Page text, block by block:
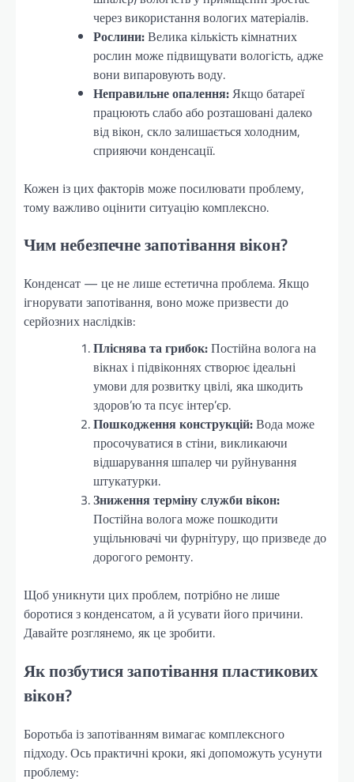
через використання вологих матеріалів.
Рослини:Велика кількість кімнатних
рослин може підвищувати вологість, адже
вони випаровують воду.
Неправильне опалення:Якщо батареї
працюють слабо або розташовані далеко
від вікон, скло залишається холодним,
сприяючи конденсації.
Кожен із цих факторів може посилювати проблему,
тому важливо оцінити ситуацію комплексно.
Чим небезпечне запотівання вікон?
Конденсат — це не лише естетична проблема. Якщо
ігнорувати запотівання, воно може призвести до
серйозних наслідків:
Пліснява та грибок:Постійна волога на
вікнах і підвіконнях створює ідеальні
умови для розвитку цвілі, яка шкодить
здоров’ю та псує інтер’єр.
Пошкодження конструкцій:Вода може
просочуватися в стіни, викликаючи
відшарування шпалер чи руйнування
штукатурки.
Зниження терміну служби вікон:
Постійна волога може пошкодити
ущільнювачі чи фурнітуру, що призведе до
дорогого ремонту.
Щоб уникнути цих проблем, потрібно не лише
боротися з конденсатом, а й усувати його причини.
Давайте розглянемо, як це зробити.
Як позбутися запотівання пластикових
вікон?
Боротьба із запотіванням вимагає комплексного
підходу. Ось практичні кроки, які допоможуть усунути
проблему: